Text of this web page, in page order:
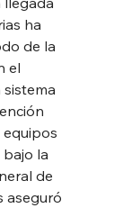
ha
de la
el
equipos
bajo la
de
aseguró